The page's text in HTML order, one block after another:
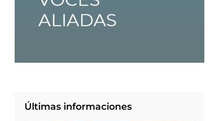
Últimas informaciones